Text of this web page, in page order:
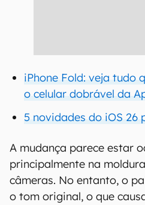
iPhone Fold: veja tudo
o celular dobrável da
5 novidades do iOS 26
A mudança parece estar
principalmente na
câmeras. No entanto, o
o tom original, o que